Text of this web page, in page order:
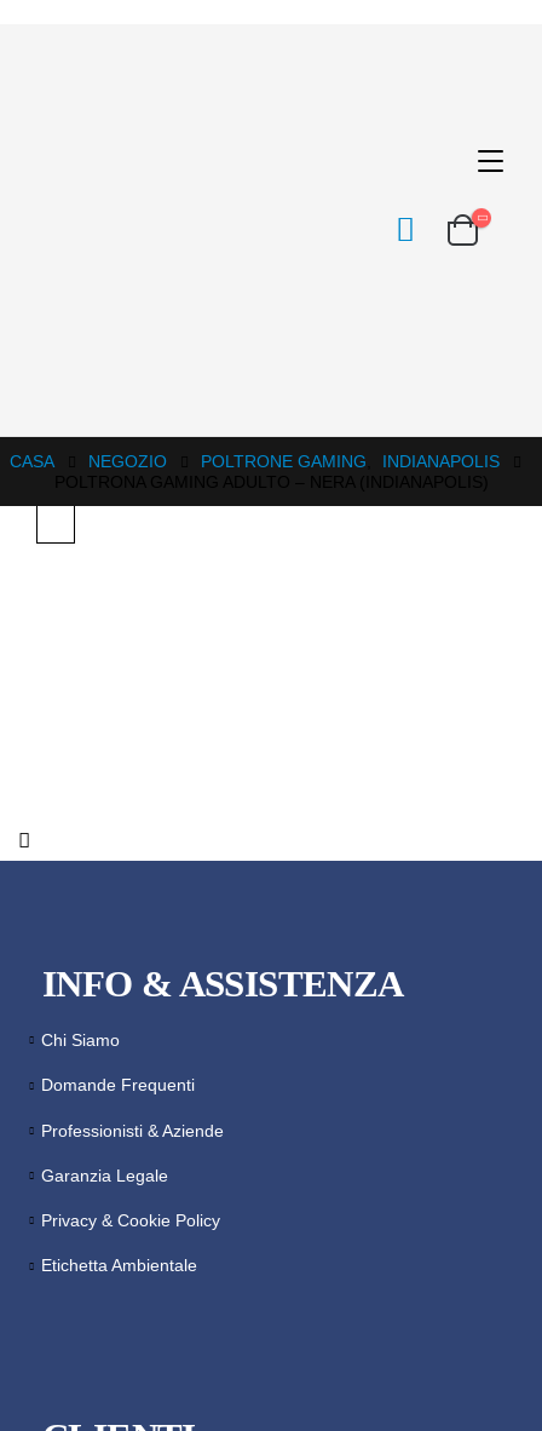
CASA NEGOZIO POLTRONE GAMING
INDIANAPOLIS
INFO & ASSISTENZA
Chi Siamo
Domande Frequenti
Professionisti & Aziende
Garanzia Legale
Privacy & Cookie Policy
Etichetta Ambientale